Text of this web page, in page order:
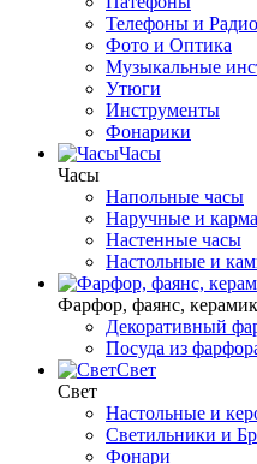
Телефоны и Радио
Фото и Оптика
Музыкальные
Утюги
Инструменты
Фонарики
Часы
Часы
Напольные часы
Наручные и
Настенные часы
Настольные и
Фарфор, фаянс,
Декоративный
Посуда из
Свет
Свет
Настольные и
Светильники и
Фонари